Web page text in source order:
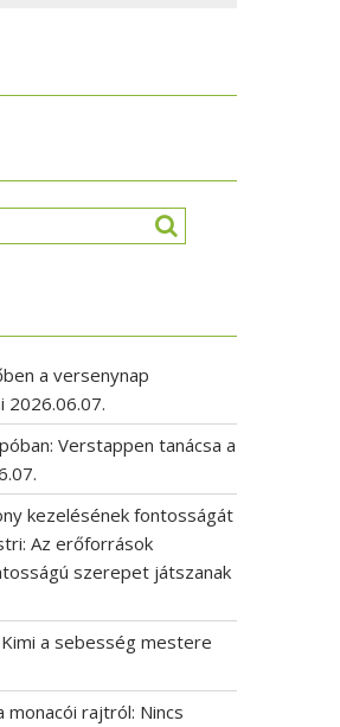
a versenynap
2026.06.07.
Verstappen tanácsa a
kezelésének fontosságát
Az erőforrások
szerepet játszanak
a sebesség mestere
monacói rajtról: Nincs